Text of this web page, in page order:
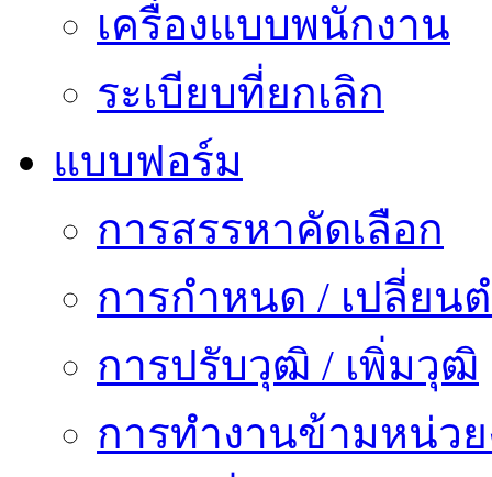
เครื่องแบบพนักงาน
ระเบียบที่ยกเลิก
แบบฟอร์ม
การสรรหาคัดเลือก
การกำหนด / เปลี่ยน
การปรับวุฒิ / เพิ่มวุฒิ
การทำงานข้ามหน่ว